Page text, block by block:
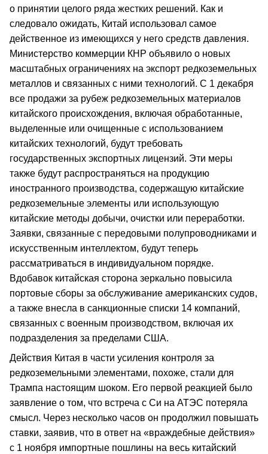
о принятии целого ряда жестких решений. Как и
следовало ожидать, Китай использовал самое
действенное из имеющихся у него средств давления.
Министерство коммерции КНР объявило о новых
масштабных ограничениях на экспорт редкоземельных
металлов и связанных с ними технологий. С 1 декабря
все продажи за рубеж редкоземельных материалов
китайского происхождения, включая обработанные,
выделенные или очищенные с использованием
китайских технологий, будут требовать
государственных экспортных лицензий. Эти меры
также будут распространяться на продукцию
иностранного производства, содержащую китайские
редкоземельные элементы или использующую
китайские методы добычи, очистки или переработки.
Заявки, связанные с передовыми полупроводниками и
искусственным интеллектом, будут теперь
рассматриваться в индивидуальном порядке.
Вдобавок китайская сторона зеркально повысила
портовые сборы за обслуживание американских судов,
а также внесла в санкционные списки 14 компаний,
связанных с военным производством, включая их
подразделения за пределами США.
Действия Китая в части усиления контроля за
редкоземельными элементами, похоже, стали для
Трампа настоящим шоком. Его первой реакцией было
заявление о том, что встреча с Си на АТЭС потеряла
смысл. Через несколько часов он продолжил повышать
ставки, заявив, что в ответ на «враждебные действия»
с 1 ноября импортные пошлины на весь китайский